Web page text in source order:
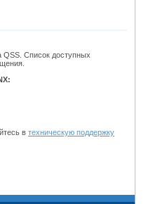
QSS. Список доступных
в техническую поддержку